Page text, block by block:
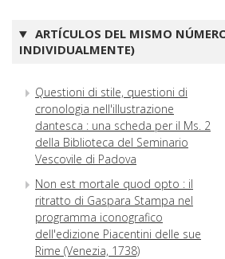
ARTÍCULOS DEL MISMO
INDIVIDUALMENTE)
Questioni di stile, questioni di
cronologia nell'illustrazione
dantesca : una scheda per il Ms. 2
della Biblioteca del Seminario
Vescovile di Padova
Non est mortale quod opto : il
ritratto di Gaspara Stampa nel
programma iconografico
dell'edizione Piacentini delle sue
Rime (Venezia, 1738)